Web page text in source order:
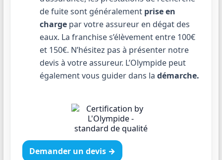
de fuite sont généralement prise en
chargepar votre assureur en dégat des
eaux. La franchise s’élèvement entre 100€
et 150€. N’hésitez pas à présenter notre
devis à votre assureur. L’Olympide peut
également vous guider dans la démarche.
Demander un devis →